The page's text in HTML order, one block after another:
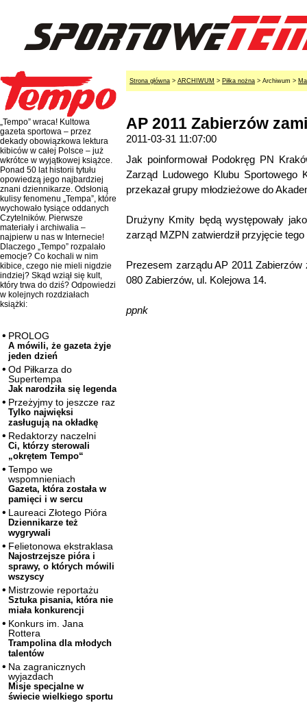
„Tempo” wraca! Kultowa
gazeta sportowa – przez
dekady obowiązkowa lektura
kibiców w całej Polsce – już
wkrótce w wyjątkowej książce.
Ponad 50 lat historii tytułu
opowiedzą jego najbardziej
znani dziennikarze. Odsłonią
kulisy fenomenu „Tempa”, które
wychowało tysiące oddanych
Czytelników. Pierwsze
materiały i archiwalia –
najpierw u nas w Internecie!
Dlaczego „Tempo” rozpalało
emocje? Co kochali w nim
kibice, czego nie mieli nigdzie
indziej? Skąd wziął się kult,
który trwa do dziś? Odpowiedzi
w kolejnych rozdziałach
książki:
PROLOG
A mówili, że gazeta żyje
jeden dzień
Od Piłkarza do
Supertempa
Jak narodziła się legenda
Przeżyjmy to jeszcze raz
Tylko najwięksi
zasługują na okładkę
Redaktorzy naczelni
Ci, którzy sterowali
„okrętem Tempo“
Tempo we
wspomnieniach
Gazeta, która została w
pamięci i w sercu
Laureaci Złotego Pióra
Dziennikarze też
wygrywali
Felietonowa ekstraklasa
Najostrzejsze pióra i
sprawy, o których mówili
wszyscy
Mistrzowie reportażu
Sztuka pisania, która nie
miała konkurencji
Konkurs im. Jana
Rottera
Trampolina dla młodych
talentów
Na zagranicznych
wyjazdach
Misje specjalne w
świecie wielkiego sportu
Strona główna > ARCHIWUM > Piłka nożna > Archiwum >
AP 2011 Zabierzów
2011-03-31 11:07:00
Jak poinformował Podokręg PN
Zarząd Ludowego Klubu Sportowego
przekazał grupy młodzieżowe do
Drużyny Kmity będą występowały
zarząd MZPN zatwierdził przyjęcie
Prezesem zarządu AP 2011
080 Zabierzów, ul. Kolejowa 14.
ppnk